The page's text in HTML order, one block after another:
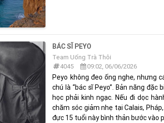
BÁC SĨ PEYO
Team Uống Trà Thôi
4045
09:02, 06/06/2026
Peyo không đeo ống nghe, nhưng
chú là “bác sĩ Peyo”. Bản năng đặc
học phải kinh ngạc. Nếu đi dọc
chăm sóc giảm nhẹ tại Calais,
đực 15 tuổi này bình thản bước vào